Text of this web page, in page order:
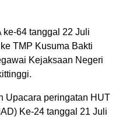
64 tanggal 22 Juli
TMP Kusuma Bakti
Kejaksaan Negeri
Upacara peringatan HUT
Ke-24 tanggal 21 Juli